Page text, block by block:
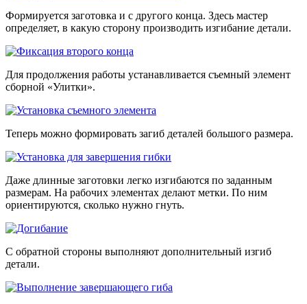
Формируется заготовка и с другого конца. Здесь мастер
определяет, в какую сторону производить изгибание детали.
Для продолжения работы устанавливается съемный элемент
сборной «Улитки».
Теперь можно формировать загиб деталей большого размера.
Даже длинные заготовки легко изгибаются по заданным
размерам. На рабочих элементах делают метки. По ним
ориентируются, сколько нужно гнуть.
С обратной стороны выполняют дополнительный изгиб
детали.